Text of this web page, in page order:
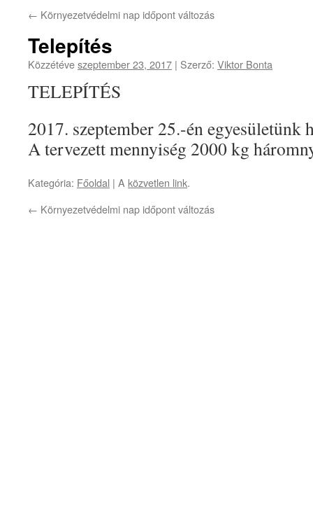
← Környezetvédelmi nap időpont változás
Telepítés
Közzétéveszeptember 23, 2017 | Szerző: Viktor Bonta
TELEPÍTÉS
2017. szeptember 25.-én egyesületünk
A tervezett mennyiség 2000 kg
Kategória: Főoldal | A közvetlen link.
← Környezetvédelmi nap időpont változás